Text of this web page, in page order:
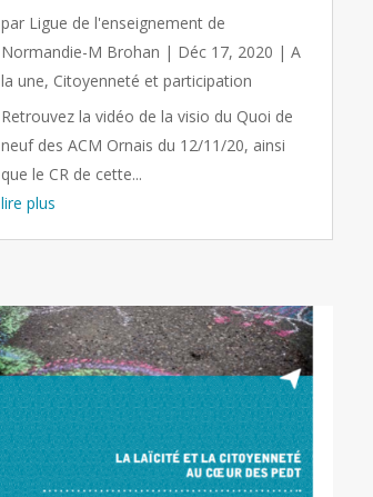
par Ligue de l'enseignement de
Normandie-M Brohan | Déc 17, 2020 |A
la une, Citoyenneté et participation
Retrouvez la vidéo de la visio du Quoi de
neuf des ACM Ornais du 12/11/20, ainsi
que le CR de cette...
lire plus